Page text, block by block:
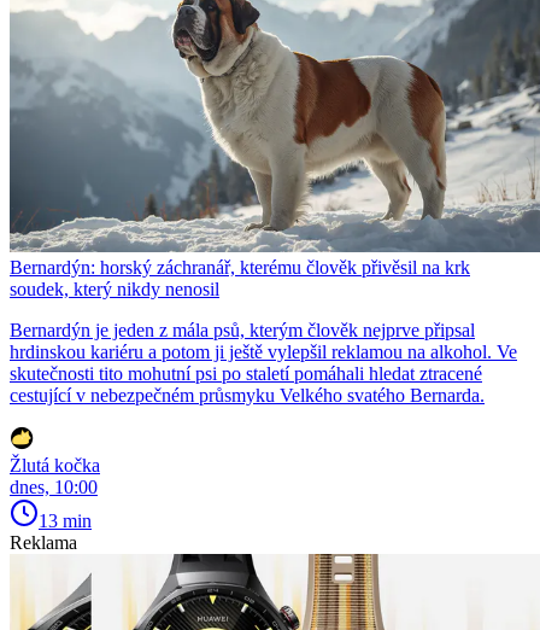
Bernardýn: horský záchranář, kterému člověk přivěsil na krk
soudek, který nikdy nenosil
Bernardýn je jeden z mála psů, kterým člověk nejprve připsal
hrdinskou kariéru a potom ji ještě vylepšil reklamou na alkohol. Ve
skutečnosti tito mohutní psi po staletí pomáhali hledat ztracené
cestující v nebezpečném průsmyku Velkého svatého Bernarda.
Žlutá kočka
dnes, 10:00
13 min
Reklama